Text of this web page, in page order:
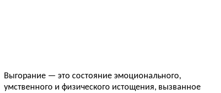
Выгорание — это состояние эмоционального,
умственного и физического истощения, вызванное